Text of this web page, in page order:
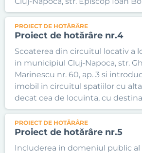
PROIECT DE HOTĂRÂRE
Proiect de hotărâre nr.4
Scoaterea din circuitul locativ a
in municipiul Cluj-Napoca, str.
Marinescu nr. 60, ap. 3 si
imobil in circuitul spatiilor cu
decat cea de locuinta, cu
PROIECT DE HOTĂRÂRE
Proiect de hotărâre nr.5
Includerea in domeniul public